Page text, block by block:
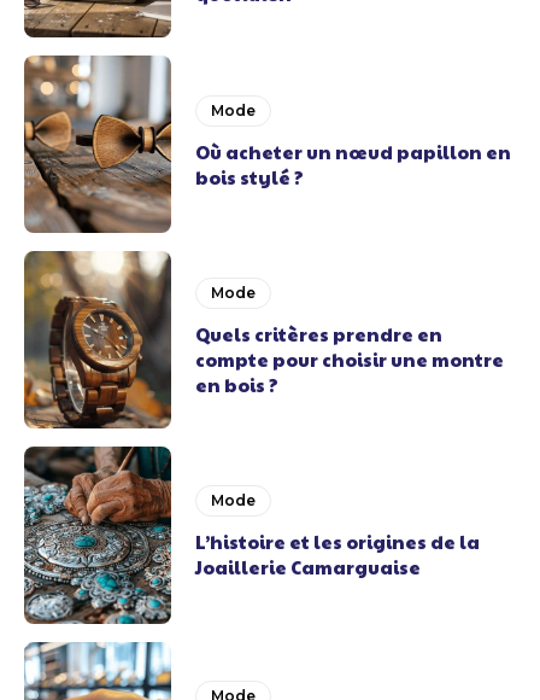
Mode
Où acheter un nœud papillon en
bois stylé ?
Mode
Quels critères prendre en
compte pour choisir une montre
en bois ?
Mode
L’histoire et les origines de la
Joaillerie Camarguaise
Mode